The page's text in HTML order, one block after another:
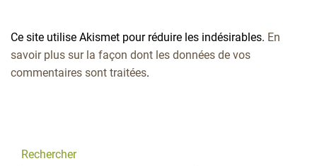
Ce site utilise Akismet pour réduire les indésirables. En
savoir plus sur la façon dont les données de vos
commentaires sont traitées.
Rechercher